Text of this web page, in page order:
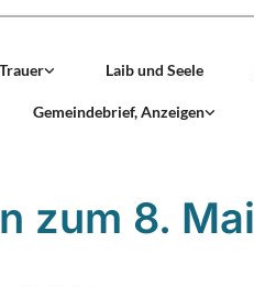
Laib und Seele
Gemeindebrief, Anzeigen
zum 8. Mai